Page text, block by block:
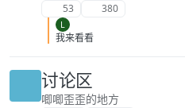
53 380
L
我来看看
讨论区
唧唧歪歪的地方